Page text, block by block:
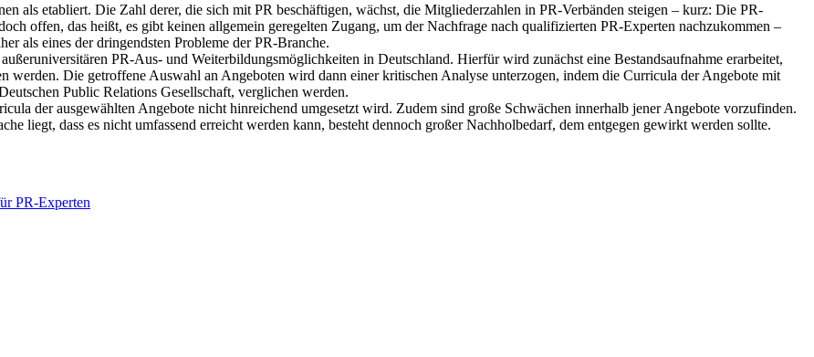
als etabliert. Die Zahl derer, die sich mit PR beschäftigen, wächst, die Mitgliederzahlen in PR-Verbänden steigen – kurz: Die PR-
offen, das heißt, es gibt keinen allgemein geregelten Zugang, um der Nachfrage nach qualifizierten PR-Experten nachzukommen –
als eines der dringendsten Probleme der PR-Branche.
PR-Aus- und Weiterbildungsmöglichkeiten in Deutschland. Hierfür wird zunächst eine Bestandsaufnahme erarbeitet,
werden. Die getroffene Auswahl an Angeboten wird dann einer kritischen Analyse unterzogen, indem die Curricula der Angebote mit
Public Relations Gesellschaft, verglichen werden.
der ausgewählten Angebote nicht hinreichend umgesetzt wird. Zudem sind große Schwächen innerhalb jener Angebote vorzufinden.
liegt, dass es nicht umfassend erreicht werden kann, besteht dennoch großer Nachholbedarf, dem entgegen gewirkt werden sollte.
PR-Experten